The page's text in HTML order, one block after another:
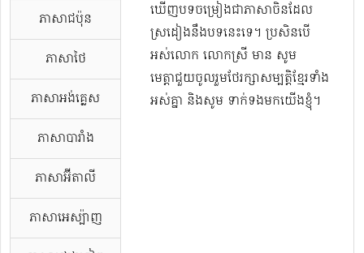
ភាសាជប៉ុន
ភាសាថៃ
ភាសាអង់គ្លេស
ភាសាបារាំង
ភាសាអ៊ីតាលី
ភាសាអេស្ប៉ាញ
ឃើញបទចម្រៀងជាភាសាចិនដែល
ស្រដៀងនឹងបទនេះទេ។ ប្រសិនបើ
អស់លោក លោកស្រី មាន សូម
មេត្តាជួយចូលរួមថែរក្សាសម្បត្តិខ្មែរទាំង
អស់គ្នា និងសូម ទាក់ទងមកយើងខ្ញុំ។